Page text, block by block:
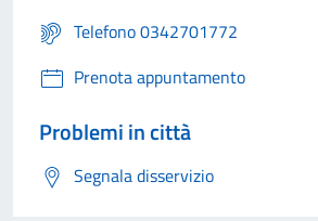
Telefono 0342701772
Prenota appuntamento
Problemi in città
Segnala disservizio